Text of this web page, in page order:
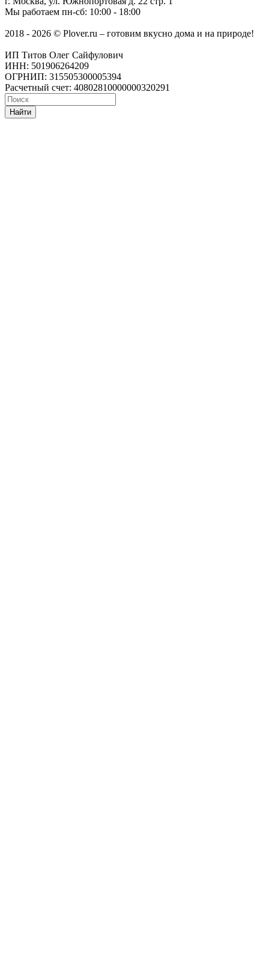
Мы работаем пн-сб: 10:00 - 18:00
2018 - 2026 © Plover.ru – готовим вкусно дома и на природе!
ИП Титов Олег Сайфулович
ИНН: 501906264209
ОГРНИП: 315505300005394
Расчетный счет: 40802810000000320291
Найти